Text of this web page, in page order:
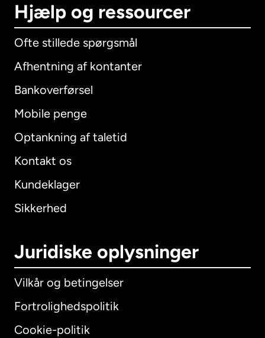
Hjælp og ressourcer
Ofte stillede spørgsmål
Afhentning af kontanter
Bankoverførsel
Mobile penge
Optankning af taletid
Kontakt os
Kundeklager
Sikkerhed
Juridiske oplysninger
Vilkår og betingelser
Fortrolighedspolitik
Cookie-politik